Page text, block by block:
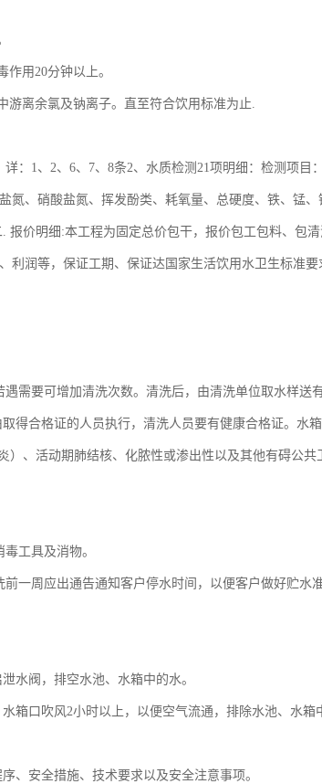
用20分钟以上。
游离余氯及钠离子。直至符合饮用标准为止.
：1、2、6、7、8条2、水质检测21项明细：检测项目
氮、硝酸盐氮、挥发酚类、耗氧量、总硬度、铁、锰
报价明细:本工程为固定总价包干，报价包工包料、包
润等，保证工期、保证达国家生活饮用水卫生标准要
需要可增加清洗次数。清洗后，由清洗单位取水样送有
合格证的人员执行，清洗人员要有健康合格证。水箱
）、活动期肺结核、化脓性或渗出性以及其他有碍公共
毒工具及消物。
一周应出通告通知客户停水时间，以便客户做好贮水准
水阀，排空水池、水箱中的水。
箱口吹风2小时以上，以便空气流通，排除水池、水箱
、安全措施、技术要求以及安全注意事项。